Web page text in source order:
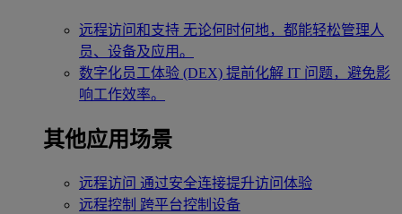
远程访问和支持 无论何时何地，都能轻松管理人
员、设备及应用。
数字化员工体验 (DEX) 提前化解 IT 问题，避免影
响工作效率。
其他应用场景
远程访问 通过安全连接提升访问体验
远程控制 跨平台控制设备